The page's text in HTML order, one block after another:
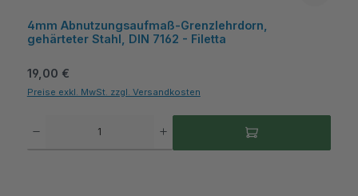
4mm Abnutzungsaufmaß-Grenzlehrdorn,
gehärteter Stahl, DIN 7162 - Filetta
Regulärer Preis:
19,00 €
Preise exkl. MwSt. zzgl. Versandkosten